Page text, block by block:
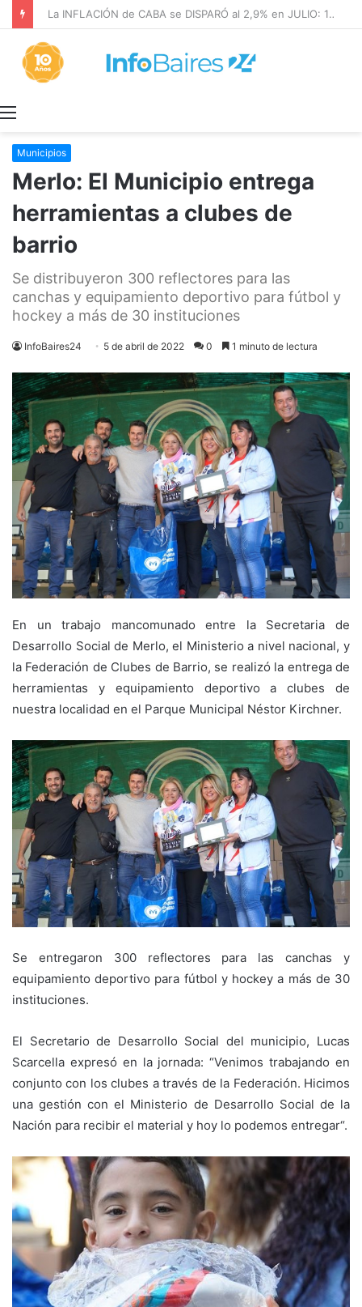
La INFLACIÓN de CABA se DISPARÓ al 2,9% en JULIO: 19,4% en 2026
Municipios
Merlo: El Municipio entrega
herramientas a clubes de
barrio
Se distribuyeron 300 reflectores para las
canchas y equipamiento deportivo para fútbol y
hockey a más de 30 instituciones
InfoBaires24 5 de abril de 2022 0 1 minuto de lectura
En un trabajo mancomunado entre la Secretaria de
Desarrollo Social de Merlo, el Ministerio a nivel nacional, y
la Federación de Clubes de Barrio, se realizó la entrega de
herramientas y equipamiento deportivo a clubes de
nuestra localidad en el Parque Municipal Néstor Kirchner.
Se entregaron 300 reflectores para las canchas y
equipamiento deportivo para fútbol y hockey a más de 30
instituciones.
El Secretario de Desarrollo Social del municipio, Lucas
Scarcella expresó en la jornada: “Venimos trabajando en
conjunto con los clubes a través de la Federación. Hicimos
una gestión con el Ministerio de Desarrollo Social de la
Nación para recibir el material y hoy lo podemos entregar“.